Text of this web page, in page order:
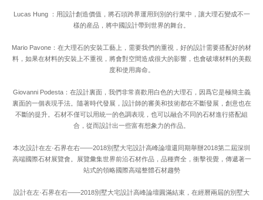
Lucas Hung ：用設計創造價值，將石頭跨界運用到別的行業中，讓大理石變成不一
樣的産品，將中國設計帶到世界的舞台。
Mario Pavone：在大理石的安裝工藝上，需要我們的重視，好的設計需要搭配好的材
料，如果在材料的安裝上不重視，將會對空間造成很大的影響，也會破壞材料的美觀
度和使用壽命。
Giovanni Podesta：在設計裏面，我們非常喜歡用白色的大理石，因爲它是極簡主義
裏面的一個表現手法。隨著時代發展，設計師的審美和技術都在不斷發展，創意也在
不斷的提升。石材不僅可以用統一的色調表現，也可以融合不同的石材進行搭配組
合，從而設計出一些富有想象力的作品。
本次設計在左·石界在右——2018別墅大宅設計高峰論壇還同期舉辦2018第二屆深圳
高端國際石材展覽會。展覽彙集世界前沿石材作品，品種齊全，衝擊視覺，傳遞著一
站式的領略國際高端整體石材趨勢
設計在左·石界在右——2018別墅大宅設計高峰論壇圓滿結束，在經曆兩屆的別墅大